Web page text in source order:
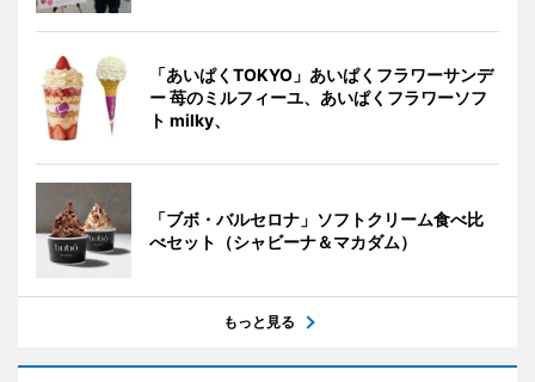
「あいぱくTOKYO」あいぱくフラワーサンデ
ー 苺のミルフィーユ、あいぱくフラワーソフ
ト milky、
「ブボ・バルセロナ」ソフトクリーム食べ比
べセット（シャビーナ＆マカダム）
もっと見る